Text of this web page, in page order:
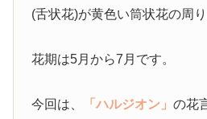
(舌状花)が黄色い筒状花の周
花期は5月から7月です。
今回は、 「ハルジオン」の花